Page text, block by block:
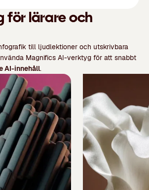
för lärare och
till ljudlektioner och utskrivbara
Magnifics AI-verktyg för att snabbt
AI-innehåll.